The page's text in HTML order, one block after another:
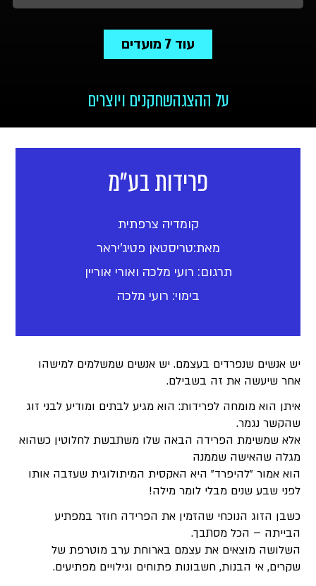
עוד 7 מועדים
שחקנים ויוצריםעל ההצגה
פרידות בע"מ
קומדיה צרפתית
מאת:טריסטאן פטיג'יראר
תרגום: רועי מלכה ואורי אוריין
בימוי: רועי מלכה
יש אנשים שנפרדים בעצמם. יש אנשים שמשלמים למישהו
אחר שיעשה את זה בשבילם.
איתן הוא מומחה לפרידות: הוא מגיע לבתים ומודיע לבני זוג
שהקשר נגמר.
אלא שמשימת הפרידה הבאה שלו משתבשת לחלוטין כשהוא
מגלה שהאישה שממנה
הוא אמור "להיפרד" היא האקסית המיתולוגית שעזבה אותו
לפני שבע שנים מבלי לומר מילה!
כשבן הזוג הנוכחי שהזמין את הפרידה חוזר במפתיע
הבייתה – הכל מסתבך.
השלושה מוצאים את עצמם בארוחת ערב מוטרפת של
שקרים, אי הבנות, חשבונות פתוחים וגילויים מפתיעים.